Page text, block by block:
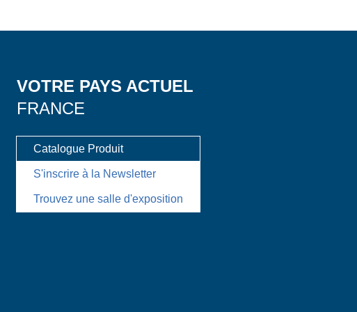
VOTRE PAYS ACTUEL
FRANCE
Catalogue Produit
S'inscrire à la Newsletter
Trouvez une salle d'exposition